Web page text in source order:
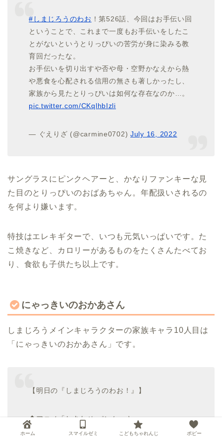
#しまじろうのわお ！第526話、今回はお手伝い回
ということで、これまで一度もお手伝いをしたこ
とがないというとりっぴいの苦労が身に染みる教
育回だったな。
お手伝いを切り出すや否や母・空野かなえから熱
や悪食を心配される信用の無さも著しかったし、
家族から見たとりっぴいは如何な存在なのか…。
pic.twitter.com/CKqlhbIzli
— ぐえりざ (@carmine0702)July 16, 2022
サングラスにピンクヘアーと、かなりファンキーな見
た目のとりっぴいのおばあちゃん。年配扱いされるの
を何より嫌います。
特技はエレキギターで、いつも元気いっぱいです。た
こ焼きなど、カロリーがあるものをたくさんたべてお
り、食欲も子供たち以上です。
にゃっきいのおかあさん
しまじろうメインキャラクターの家族キャラ10人目は
「にゃっきいのおかあさん」です。
【明日の『しまじろうのわお！』】
◆アニメ「しあわせ パンケーキ」
パンケーキパーティーを開くことにしたにゃっき
ホーム スマイルゼミ こどもちゃれんじ ポピー